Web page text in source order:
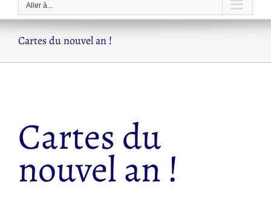
Aller à...
Cartes du nouvel an !
Cartes du
nouvel an !